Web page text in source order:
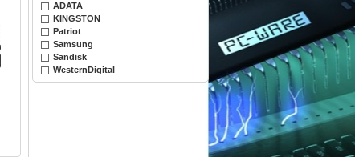
ADATA
KINGSTON
Patriot
Samsung
Sandisk
WesternDigital